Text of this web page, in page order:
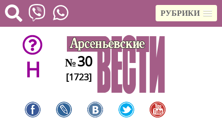
РУБРИКИ
H №30
[1723]